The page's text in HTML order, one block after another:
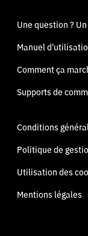
Une question ?
Manuel
Comment ça
Supports de
Conditions
Politique de
Utilisation des
Mentions légales